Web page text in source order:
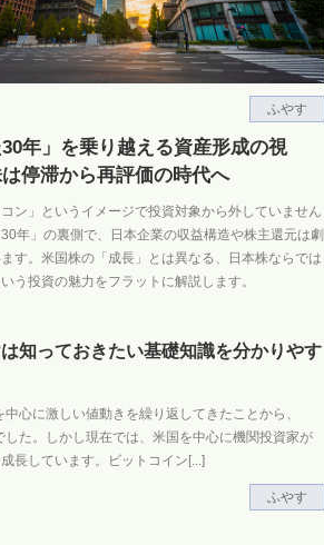
ふやす
30年」を乗り越える資産形成の視
停滞から再評価の時代へ
コン」というイメージで投資対象から外していません
年」の裏側で、日本企業の収益構造や株主還元は劇
す。米国株の「成長」とは異なる、日本株ならでは
う投資の魅力をフラットに解説します。
知っておきたい基礎知識を分かりやす
心に激しい値動きを繰り返してきたことから、
した。しかし現在では、米国を中心に機関投資家が
長しています。ビットコイン[...]
ふやす